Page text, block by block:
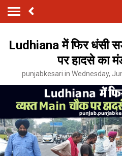
Ludhiana में फिर धंसी
पर हादसे का
punjabkesari.in Wednesday,